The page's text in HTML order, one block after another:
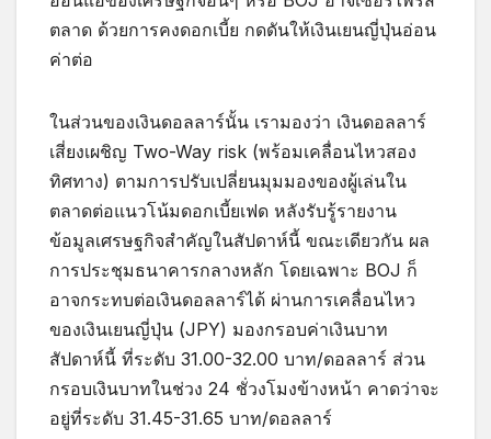
ตลาด ด้วยการคงดอกเบี้ย กดดันให้เงินเยนญี่ปุ่นอ่อน
ค่าต่อ
ในส่วนของเงินดอลลาร์นั้น เรามองว่า เงินดอลลาร์
เสี่ยงเผชิญ Two-Way risk (พร้อมเคลื่อนไหวสอง
ทิศทาง) ตามการปรับเปลี่ยนมุมมองของผู้เล่นใน
ตลาดต่อแนวโน้มดอกเบี้ยเฟด หลังรับรู้รายงาน
ข้อมูลเศรษฐกิจสำคัญในสัปดาห์นี้ ขณะเดียวกัน ผล
การประชุมธนาคารกลางหลัก โดยเฉพาะ BOJ ก็
อาจกระทบต่อเงินดอลลาร์ได้ ผ่านการเคลื่อนไหว
ของเงินเยนญี่ปุ่น (JPY) มองกรอบค่าเงินบาท
สัปดาห์นี้ ที่ระดับ 31.00-32.00 บาท/ดอลลาร์ ส่วน
กรอบเงินบาทในช่วง 24 ชั่วงโมงข้างหน้า คาดว่าจะ
อยู่ที่ระดับ 31.45-31.65 บาท/ดอลลาร์